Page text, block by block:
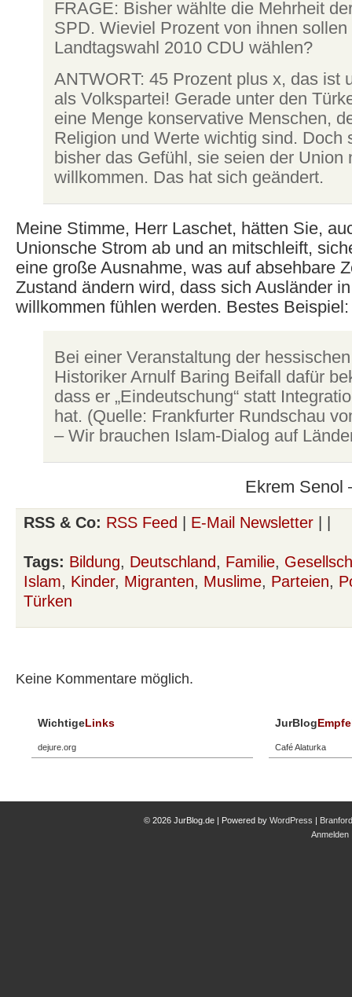
FRAGE: Bisher wählte die Mehrheit
SPD. Wieviel Prozent von ihnen sollen
Landtagswahl 2010 CDU wählen?
ANTWORT: 45 Prozent plus x, das ist
als Volkspartei! Gerade unter den
eine Menge konservative Menschen,
Religion und Werte wichtig sind. Doch
bisher das Gefühl, sie seien der Union
willkommen. Das hat sich geändert.
Meine Stimme, Herr Laschet, hätten Sie,
Unionsche Strom ab und an mitschleift,
eine große Ausnahme, was auf absehbare
Zustand ändern wird, dass sich Ausländer
willkommen fühlen werden. Bestes Beispiel:
Bei einer Veranstaltung der
Historiker Arnulf Baring Beifall dafür
dass er „Eindeutschung“ statt
hat. (Quelle: Frankfurter Rundschau
– Wir brauchen Islam-Dialog auf
Ekrem Senol
RSS & Co: RSS Feed E-Mail Newsletter
Tags: Bildung, Deutschland, Familie,
Islam, Kinder, Migranten, Muslime, Parteien,
Türken
Keine Kommentare möglich.
WichtigeLinks
dejure.org
JurBlog
Café Alaturka
© 2026 JurBlog.de | Powered by WordPress |
Anmelden|